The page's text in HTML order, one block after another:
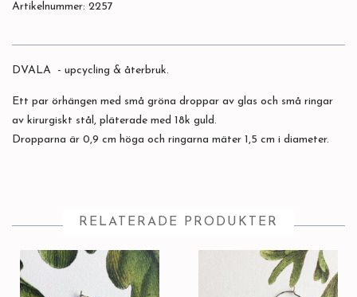
Artikelnummer: 2257
DVALA - upcycling & återbruk.
Ett par örhängen med små gröna droppar av glas och små ringar
av kirurgiskt stål, pläterade med 18k guld.
Dropparna är 0,9 cm höga och ringarna mäter 1,5 cm i diameter.
RELATERADE PRODUKTER